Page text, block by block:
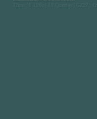
Time : 0.196s | 18 Queries | GZIP : On